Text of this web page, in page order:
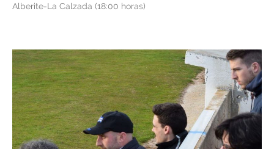
Alberite-La Calzada (18:00 horas)